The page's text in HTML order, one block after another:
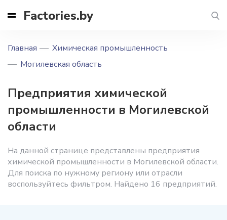
Factories.by
Главная
Химическая промышленность
Могилевская область
Предприятия химической
промышленности в Могилевской
области
На данной странице представлены предприятия
химической промышленности в Могилевской области.
Для поиска по нужному региону или отрасли
воспользуйтесь фильтром. Найдено 16 предприятий.